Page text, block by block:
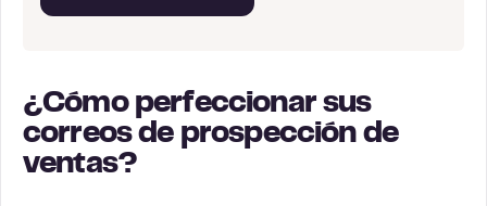
¿Cómo perfeccionar sus
correos de prospección de
ventas?